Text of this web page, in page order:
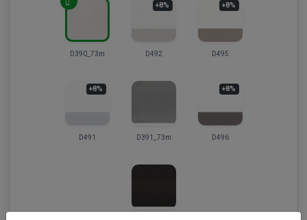
D390_73m
+8%
D492
+8%
D495
+8%
D491 D391_73m
+8%
D496